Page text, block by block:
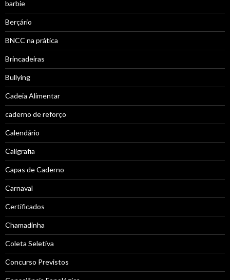
barbie
Berçário
BNCC na prática
Brincadeiras
Bullying
Cadeia Alimentar
caderno de reforço
Calendário
Caligrafia
Capas de Caderno
Carnaval
Certificados
Chamadinha
Coleta Seletiva
Concurso Previstos